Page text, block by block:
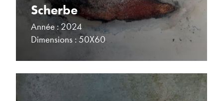
Scherbe
Année : 2024
Dimensions : 50X60